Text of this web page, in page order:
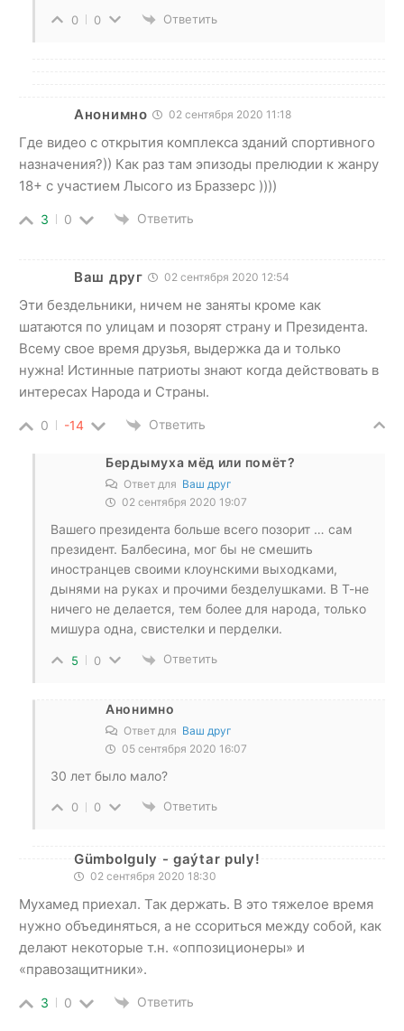
0 0 Ответить
Анонимно 02 сентября 2020 11:18
Где видео с открытия комплекса зданий спортивного
назначения?)) Как раз там эпизоды прелюдии к жанру
18+ с участием Лысого из Браззерс ))))
3 0 Ответить
Ваш друг 02 сентября 2020 12:54
Эти бездельники, ничем не заняты кроме как
шатаются по улицам и позорят страну и Президента.
Всему свое время друзья, выдержка да и только
нужна! Истинные патриоты знают когда действовать в
интересах Народа и Страны.
0 -14 Ответить
Бердымуха мёд или помёт?
Ответ для Ваш друг
02 сентября 2020 19:07
Вашего президента больше всего позорит … сам
президент. Балбесина, мог бы не смешить
иностранцев своими клоунскими выходками,
дынями на руках и прочими безделушками. В Т-не
ничего не делается, тем более для народа, только
мишура одна, свистелки и перделки.
5 0 Ответить
Анонимно
Ответ для Ваш друг
05 сентября 2020 16:07
30 лет было мало?
0 0 Ответить
Gümbolguly - gaýtar puly!
02 сентября 2020 18:30
Мухамед приехал. Так держать. В это тяжелое время
нужно объединяться, а не ссориться между собой, как
делают некоторые т.н. «оппозиционеры» и
«правозащитники».
3 0 Ответить